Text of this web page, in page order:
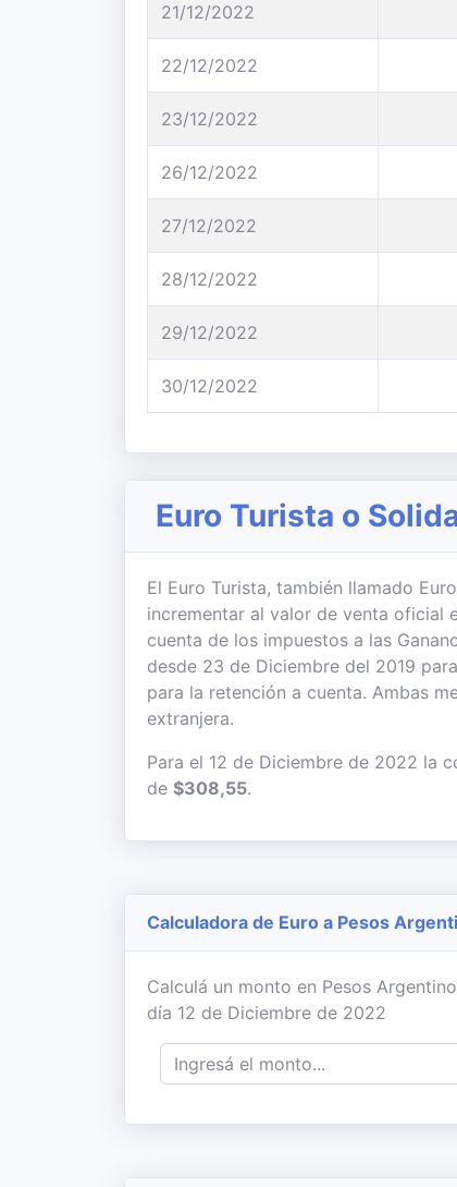
21/12/2022
22/12/2022
23/12/2022
26/12/2022
27/12/2022
28/12/2022
29/12/2022
30/12/2022
Euro Turista o
El Euro Turista, también llamado
incrementar al valor de venta oficial
cuenta de los impuestos a las
desde 23 de Diciembre del 2019
para la retención a cuenta. Ambas
extranjera.
Para el 12 de Diciembre de 2022 la
de $308,55.
Calculadora de Euro a Pesos
Calculá un monto en Pesos
día 12 de Diciembre de 2022